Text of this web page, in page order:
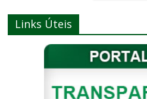
Links Úteis